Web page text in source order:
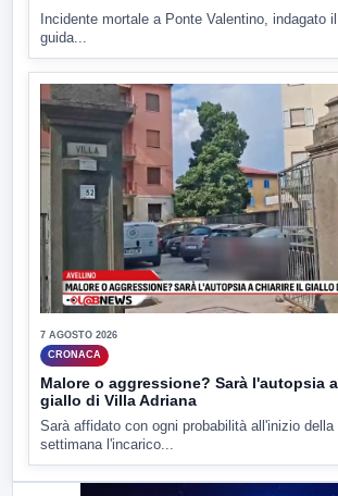
Incidente mortale a Ponte Valentino, indagato
guida...
7 AGOSTO 2026
CRONACA
Malore o aggressione? Sarà l'autopsia
giallo di Villa Adriana
Sarà affidato con ogni probabilità all'inizio della
settimana l'incarico...